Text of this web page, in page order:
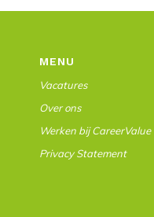
MENU
Vacatures
Over ons
Werken bij CareerValue
Privacy Statement